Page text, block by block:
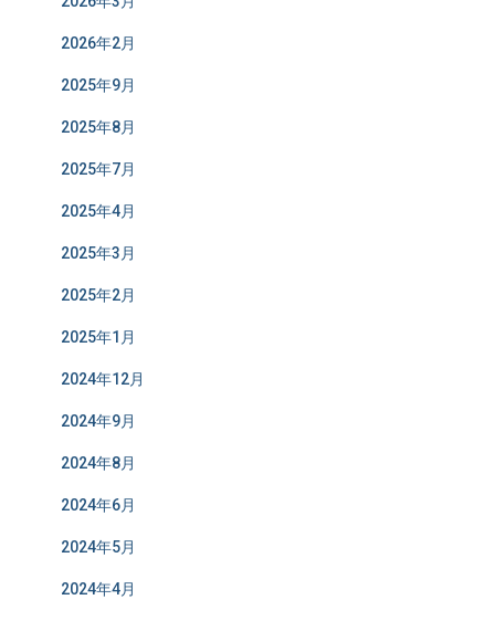
2026年2月
2025年9月
2025年8月
2025年7月
2025年4月
2025年3月
2025年2月
2025年1月
2024年12月
2024年9月
2024年8月
2024年6月
2024年5月
2024年4月